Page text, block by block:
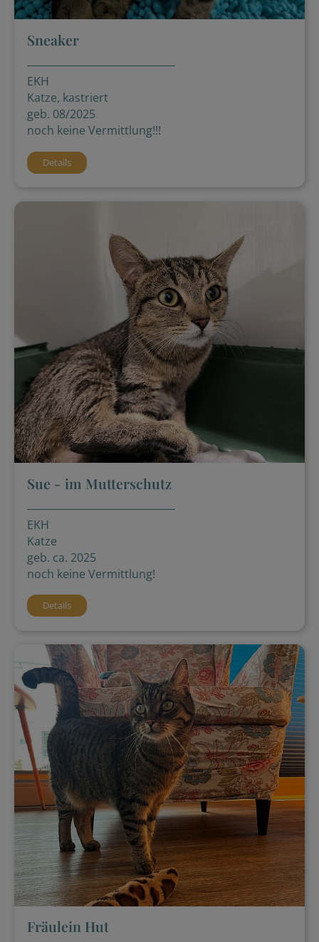
Sneaker
EKH
Katze, kastriert
geb. 08/2025
noch keine Vermittlung!!!
Details
Sue - im Mutterschutz
EKH
Katze
geb. ca. 2025
noch keine Vermittlung!
Details
Fräulein Hut